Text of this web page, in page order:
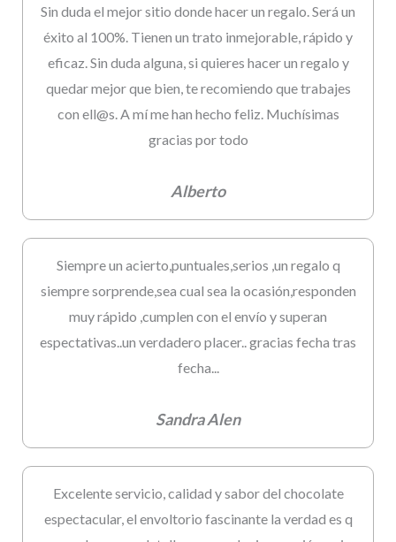
Sin duda el mejor sitio donde hacer un regalo. Será un
éxito al 100%. Tienen un trato inmejorable, rápido y
eficaz. Sin duda alguna, si quieres hacer un regalo y
quedar mejor que bien, te recomiendo que trabajes
con ell@s. A mí me han hecho feliz. Muchísimas
gracias por todo
Alberto
Siempre un acierto,puntuales,serios ,un regalo q
siempre sorprende,sea cual sea la ocasión,responden
muy rápido ,cumplen con el envío y superan
espectativas..un verdadero placer.. gracias fecha tras
fecha...
Sandra Alen
Excelente servicio, calidad y sabor del chocolate
espectacular, el envoltorio fascinante la verdad es q